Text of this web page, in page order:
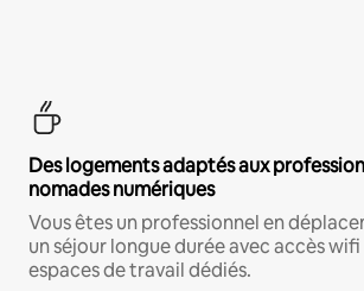
Des logements adaptés aux
nomades numériques
Vous êtes un professionnel en
un séjour longue durée avec accès
espaces de travail dédiés.